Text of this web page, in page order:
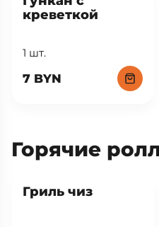
креветкой
1 шт.
7 BYN
Горячие
Гриль чиз